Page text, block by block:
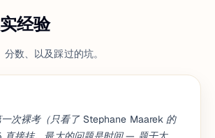
经验
数、以及踩过的坑。
次裸考（只看了 Stephane Maarek 的